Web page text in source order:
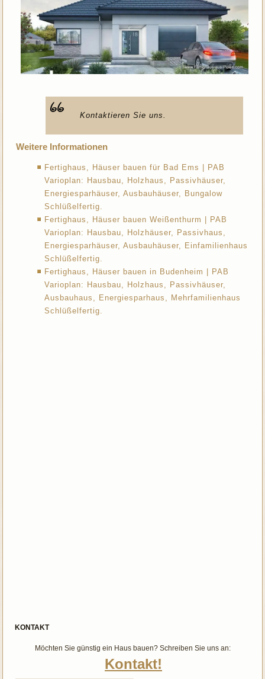
Kontaktieren Sie uns.
Weitere Informationen
Fertighaus, Häuser bauen für Bad Ems | PAB
Varioplan: Hausbau, Holzhaus, Passivhäuser,
Energiesparhäuser, Ausbauhäuser, Bungalow
Schlüßelfertig.
Fertighaus, Häuser bauen Weißenthurm | PAB
Varioplan: Hausbau, Holzhäuser, Passivhaus,
Energiesparhäuser, Ausbauhäuser, Einfamilienhaus
Schlüßelfertig.
Fertighaus, Häuser bauen in Budenheim | PAB
Varioplan: Hausbau, Holzhaus, Passivhäuser,
Ausbauhaus, Energiesparhaus, Mehrfamilienhaus
Schlüßelfertig.
KONTAKT
Möchten Sie günstig ein Haus bauen? Schreiben Sie uns an:
Kontakt!